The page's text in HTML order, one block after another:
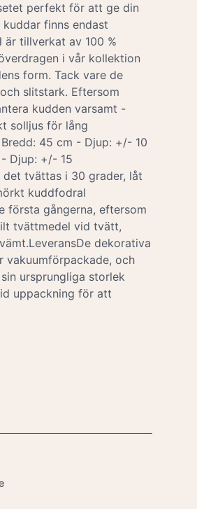
perfekt för att ge din
finns endast
tillverkat av 100 %
i vår kollektion
form. Tack vare de
slitstark. Eftersom
kudden varsamt -
solljus för lång
45 cm - Djup: +/- 10
Djup: +/- 15
tvättas i 30 grader, låt
kuddfodral
första gångerna, eftersom
tvättmedel vid tvätt,
dekorativa
vakuumförpackade, och
ursprungliga storlek
uppackning för att